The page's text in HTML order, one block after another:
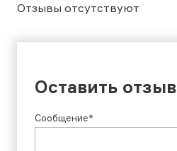
Отзывы отсутствуют
Оставить отзыв
Сообщение*